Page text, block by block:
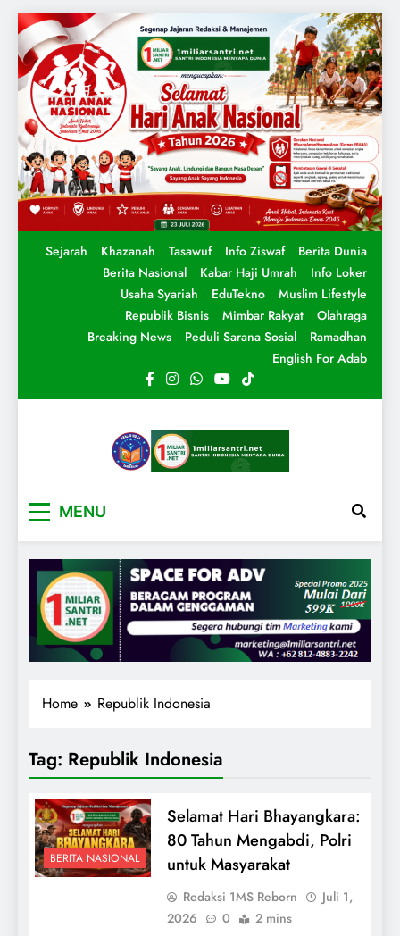
Sejarah Khazanah Tasawuf Info Ziswaf
Berita Dunia
Berita Nasional
Kabar Haji Umrah
Info Loker
Usaha Syariah
EduTekno
Muslim Lifestyle
Republik Bisnis
Mimbar Rakyat
Olahraga
Breaking News
Peduli Sarana Sosial
Ramadhan
English For Adab
MENU
Home Republik Indonesia
Tag: Republik Indonesia
BERITA NASIONAL
Selamat Hari Bhayangkara:
80 Tahun Mengabdi, Polri
untuk Masyarakat
Redaksi 1MS Reborn
Juli 1,
2026
0 2 mins